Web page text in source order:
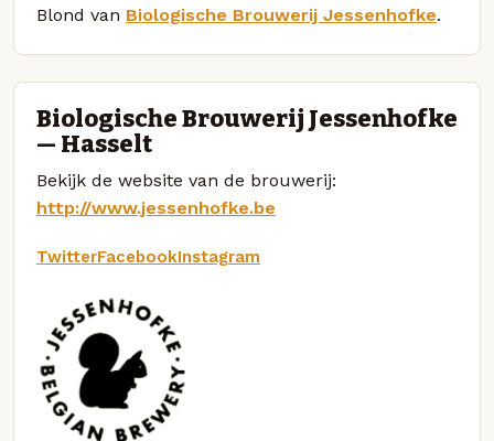
Blond van Biologische Brouwerij Jessenhofke.
Biologische Brouwerij Jessenhofke
— Hasselt
Bekijk de website van de brouwerij:
http://www.jessenhofke.be
TwitterFacebookInstagram